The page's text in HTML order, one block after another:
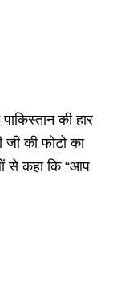
की हार
की फोटो का
से कहा कि “आप